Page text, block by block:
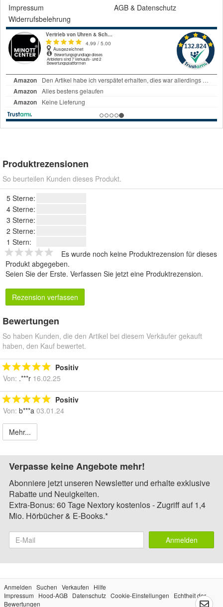
Impressum
AGB & Datenschutz
Widerrufsbelehrung
Produktrezensionen
So beurteilen Kunden dieses Produkt.
5 Sterne:
4 Sterne:
3 Sterne:
2 Sterne:
1 Stern:
Es wurde noch keine Produktrezension für dieses
Produkt abgegeben.
Seien Sie der Erste. Verfassen Sie jetzt eine Produktrezension.
Rezension verfassen
Bewertungen
So haben Kunden, die den Artikel bei diesem Verkäufer gekauft
haben, den Kauf bewertet.
Positiv
Von: .***r 16.02.25
Positiv
Von: b***a 03.01.24
Mehr...
Verpasse keine Angebote mehr!
Abonniere jetzt unseren Newsletter und erhalte exklusive
Rabatte und Neuigkeiten.
Extra-Bonus: 60 Tage Nextory kostenlos - Zugriff auf 1,4
Mio. Hörbücher & E-Books.*
Anmelden
Anmelden Suchen Verkaufen
Hilfe
Impressum
Hood-AGB Datenschutz Cookie-Einstellungen
Echtheit der
Bewertungen